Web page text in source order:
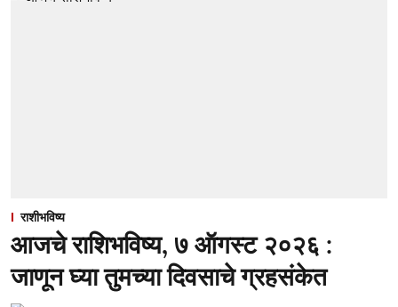
राशीभविष्य
आजचे राशिभविष्य, ७ ऑगस्ट २०२६ :
जाणून घ्या तुमच्या दिवसाचे ग्रहसंकेत